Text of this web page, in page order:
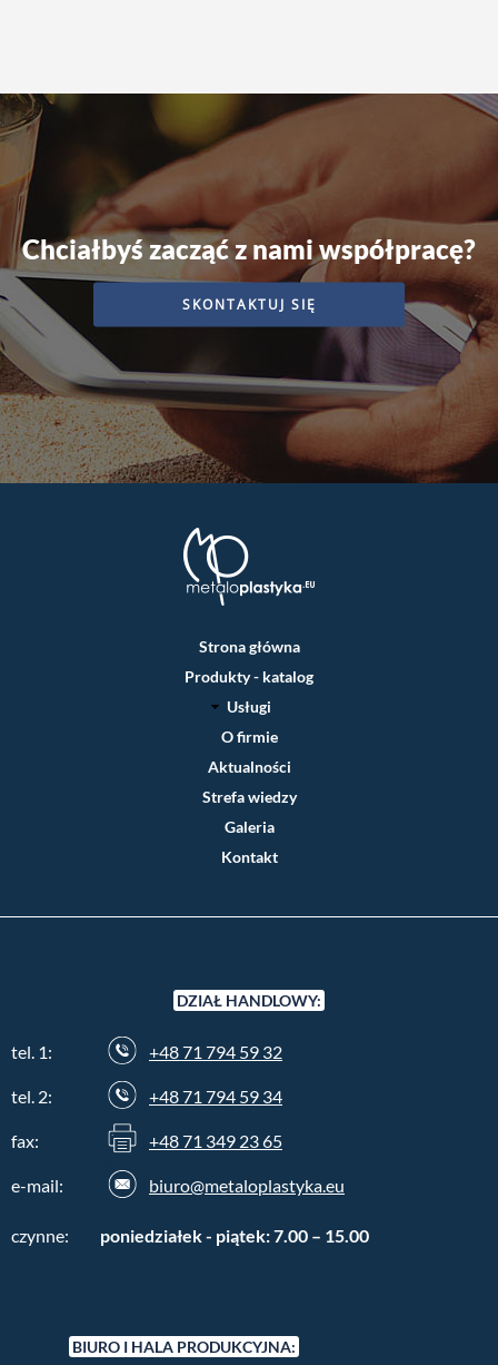
Chciałbyś zacząć z nami współpracę?
SKONTAKTUJ SIĘ
Główna
nawigacja
Strona główna
Produkty - katalog
Usługi
O firmie
Aktualności
Strefa wiedzy
Galeria
Kontakt
DZIAŁ HANDLOWY:
tel. 1: +48 71 794 59 32
tel. 2: +48 71 794 59 34
fax: +48 71 349 23 65
e-mail: biuro@metaloplastyka.eu
czynne: poniedziałek - piątek: 7.00 – 15.00
BIURO I HALA PRODUKCYJNA: